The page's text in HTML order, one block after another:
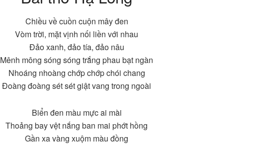
Chiều về cuồn cuộn mây đen
Vòm trời, mặt vịnh nối liền với nhau
Đảo xanh, đảo tía, đảo nâu
Mênh mông sóng sóng trắng phau bạt ngàn
Nhoáng nhoàng chớp chớp chói chang
Đoàng đoàng sét sét giật vang trong ngoài
Biển đen màu mực ai mài
Thoảng bay vệt nắng ban mai phớt hồng
Gần xa vàng xuộm màu đồng